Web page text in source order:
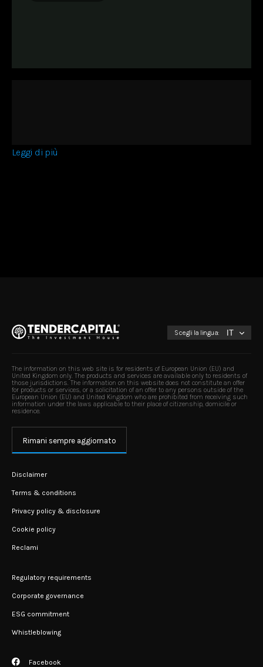
Leggi di più
Scegli la lingua:
The information on this web site is for residents of European Union (EU) and
United Kingdom only. The products and services are available only to residents of
those jurisdictions. The information on this website does not constitute an offer
for products or services, or a solicitation of an offer to any persons outside of the
European Union (EU) and United Kingdom who are prohibited from receiving such
information under the laws applicable to their place of citizenship, domicile or
residence.
Rimani sempre aggiornato
Disclaimer
Terms & conditions
Privacy policy & disclosure
Cookie policy
Reclami
Regulatory requirements
Corporate governance
ESG commitment
Whistleblowing
Facebook